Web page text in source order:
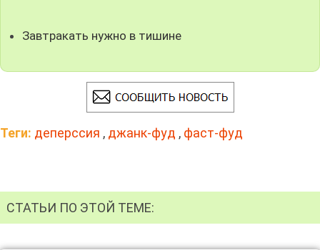
Завтракать нужно в тишине
Теги: деперссия , джанк-фуд , фаст-фуд
СТАТЬИ ПО ЭТОЙ ТЕМЕ: